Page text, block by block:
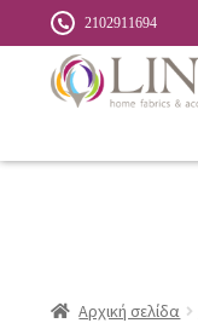
2102911694
Αρχική σελίδα